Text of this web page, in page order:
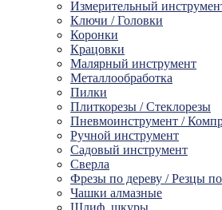
Измерительный
Ключи / Головки
Коронки
Крацовки
Малярный инструмент
Металлообработка
Пилки
Плиткорезы / Стеклорезы
Пневмоинструмент /
Ручной инструмент
Садовый инструмент
Сверла
Фрезы по дереву / Резцы
Чашки алмазные
Шлиф. шкуры